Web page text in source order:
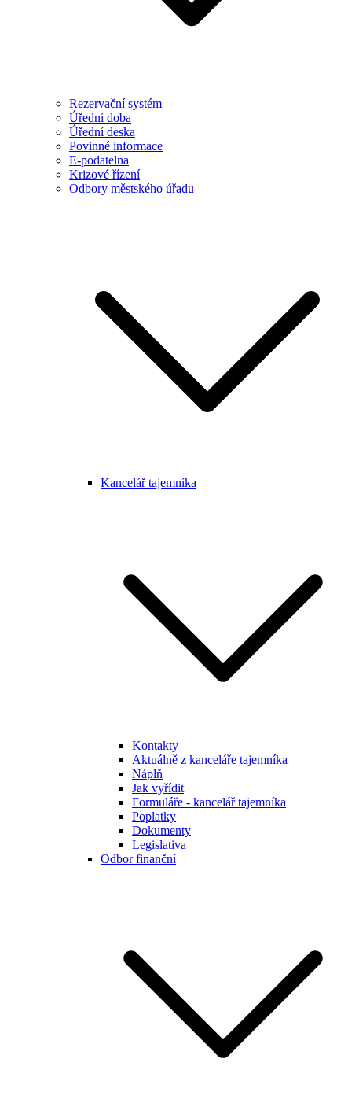
Rezervační systém
Úřední doba
Úřední deska
Povinné informace
E-podatelna
Krizové řízení
Odbory městského úřadu
Kancelář tajemníka
Kontakty
Aktuálně z kanceláře tajemníka
Náplň
Jak vyřídit
Formuláře - kancelář tajemníka
Poplatky
Dokumenty
Legislativa
Odbor finanční